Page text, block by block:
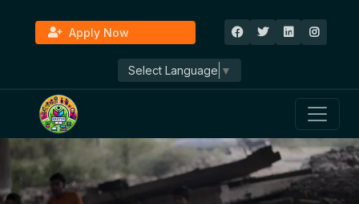
Apply Now
Select Language ▼